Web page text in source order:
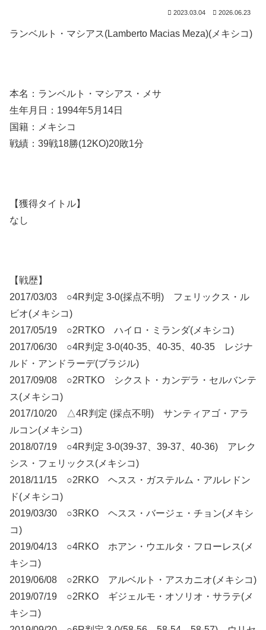
2023.03.04 2026.06.23
ランベルト・マシアス(Lamberto Macias Meza)(メキシコ)
本名：ランベルト・マシアス・メサ
生年月日：1994年5月14日
国籍：メキシコ
戦績：39戦18勝(12KO)20敗1分
【獲得タイトル】
なし
【戦歴】
2017/03/03 ○4R判定 3-0(採点不明) フェリックス・ル
ビオ(メキシコ)
2017/05/19 ○2RTKO ハイロ・ミランダ(メキシコ)
2017/06/30 ○4R判定 3-0(40-35、40-35、40-35 レジナ
ルド・アンドラーデ(ブラジル)
2017/09/08 ○2RTKO シクスト・カンデラ・セルバンテ
ス(メキシコ)
2017/10/20 △4R判定 (採点不明) サンティアゴ・アラ
ルコン(メキシコ)
2018/07/19 ○4R判定 3-0(39-37、39-37、40-36) アレク
シス・フェリックス(メキシコ)
2018/11/15 ○2RKO ヘスス・ガステルム・アルレドン
ド(メキシコ)
2019/03/30 ○3RKO ヘスス・バージェ・チョン(メキシ
コ)
2019/04/13 ○4RKO ホアン・ウエルタ・フローレス(メ
キシコ)
2019/06/08 ○2RKO アルベルト・アスカニオ(メキシコ)
2019/07/19 ○2RKO ギジェルモ・オソリオ・サラテ(メ
キシコ)